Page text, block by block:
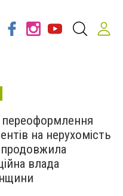
на нерухомість
влада